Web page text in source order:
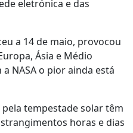
eletrónica e das
a 14 de maio, provocou
Ásia e Médio
NASA o pior ainda está
tempestade solar têm
horas e dias